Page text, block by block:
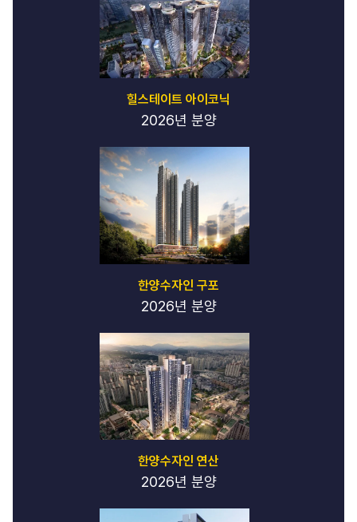
힐스테이트 아이코닉
2026년 분양
한양수자인 구포
2026년 분양
한양수자인 연산
2026년 분양